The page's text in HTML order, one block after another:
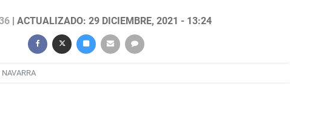
| ACTUALIZADO: 29 DICIEMBRE, 2021 - 13:24